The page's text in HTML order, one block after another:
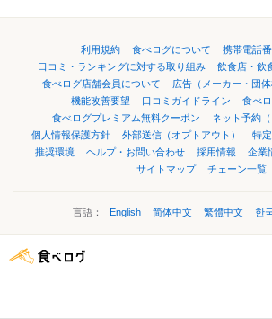
利用規約 食べログについて
携帯電話
口コミ・ランキングに対する取り組み
飲食店・飲
食べログ店舗会員について
広告（メーカー・団
機能改善要望
口コミガイドライン
食べ
食べログプレミアム無料クーポン
ネット予約（
個人情報保護方針
外部送信（オプトアウト）
特
推奨環境
ヘルプ・お問い合わせ 採用情報 企業
サイトマップ
チェーン一覧
言語： English 简体中文 繁體中文 한